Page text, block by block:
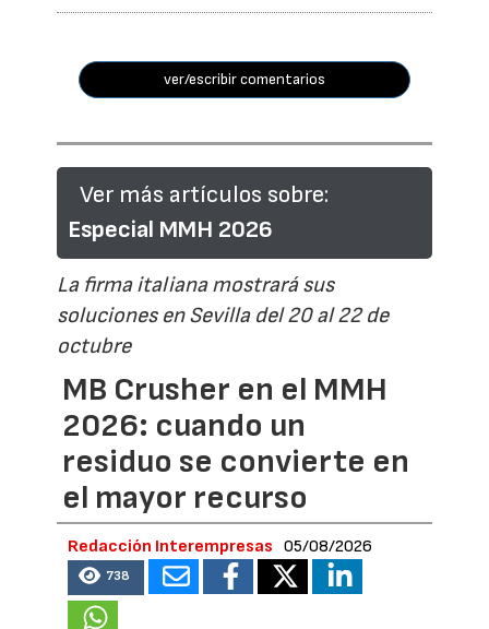
ver/escribir comentarios
Ver más artículos sobre:
Especial MMH 2026
La firma italiana mostrará sus
soluciones en Sevilla del 20 al 22 de
octubre
MB Crusher en el MMH
2026: cuando un
residuo se convierte en
el mayor recurso
Redacción Interempresas 05/08/2026
738